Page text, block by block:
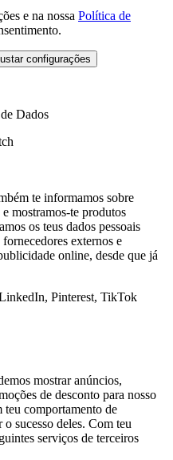
e na nossa Política de
configurações
Dados
te informamos sobre
mostramos-te produtos
os teus dados pessoais
externos e
online, desde que já
Pinterest, TikTok
mostrar anúncios,
de desconto para nosso
teu comportamento de
sucesso deles. Com teu
serviços de terceiros